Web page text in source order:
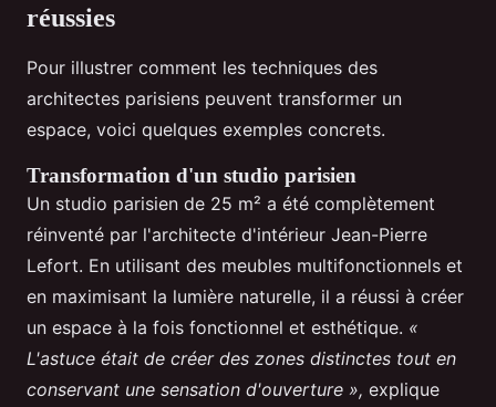
réussies
Pour illustrer comment les techniques des
architectes parisiens peuvent transformer un
espace, voici quelques exemples concrets.
Transformation d'un studio parisien
Un studio parisien de 25 m² a été complètement
réinventé par l'architecte d'intérieur Jean-Pierre
Lefort. En utilisant des meubles multifonctionnels et
en maximisant la lumière naturelle, il a réussi à créer
un espace à la fois fonctionnel et esthétique. «
L'astuce était de créer des zones distinctes tout en
conservant une sensation d'ouverture », explique